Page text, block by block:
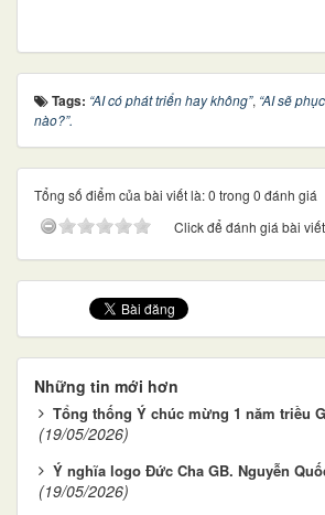
Tags: “AI có phát triển hay không”, “AI sẽ
nào?”.
Tổng số điểm của bài viết là: 0 trong 0 đánh giá
Click để đánh giá bài viết
Những tin mới hơn
Tổng thống Ý chúc mừng 1 năm triều
(19/05/2026)
Ý nghĩa logo Đức Cha GB. Nguyễn
(19/05/2026)